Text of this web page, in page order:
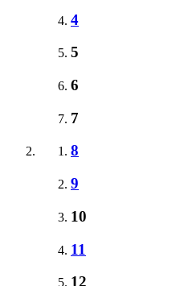
4
5
6
7
8
9
10
11
12